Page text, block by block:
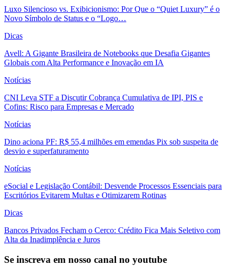
Luxo Silencioso vs. Exibicionismo: Por Que o “Quiet Luxury” é o
Novo Símbolo de Status e o “Logo…
Dicas
Avell: A Gigante Brasileira de Notebooks que Desafia Gigantes
Globais com Alta Performance e Inovação em IA
Notícias
CNI Leva STF a Discutir Cobrança Cumulativa de IPI, PIS e
Cofins: Risco para Empresas e Mercado
Notícias
Dino aciona PF: R$ 55,4 milhões em emendas Pix sob suspeita de
desvio e superfaturamento
Notícias
eSocial e Legislação Contábil: Desvende Processos Essenciais para
Escritórios Evitarem Multas e Otimizarem Rotinas
Dicas
Bancos Privados Fecham o Cerco: Crédito Fica Mais Seletivo com
Alta da Inadimplência e Juros
Se inscreva em nosso canal no youtube